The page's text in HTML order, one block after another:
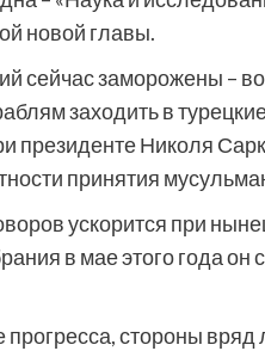
новой главы.
сейчас заморожены –
заходить в
президенте Николя
принятия
ускорится при
в мае этого года он
прогресса, стороны